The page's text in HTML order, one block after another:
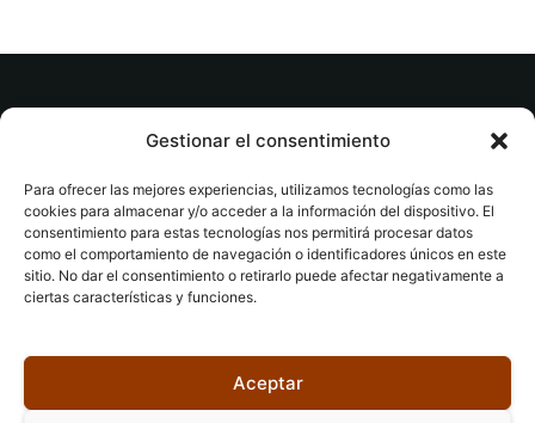
Gestionar el consentimiento
Para ofrecer las mejores experiencias, utilizamos tecnologías como las
cookies para almacenar y/o acceder a la información del dispositivo. El
consentimiento para estas tecnologías nos permitirá procesar datos
como el comportamiento de navegación o identificadores únicos en este
sitio. No dar el consentimiento o retirarlo puede afectar negativamente a
ciertas características y funciones.
Aceptar
© tuslibrosvip.com · Todos los derechos
Aviso legal|Accesibilidad